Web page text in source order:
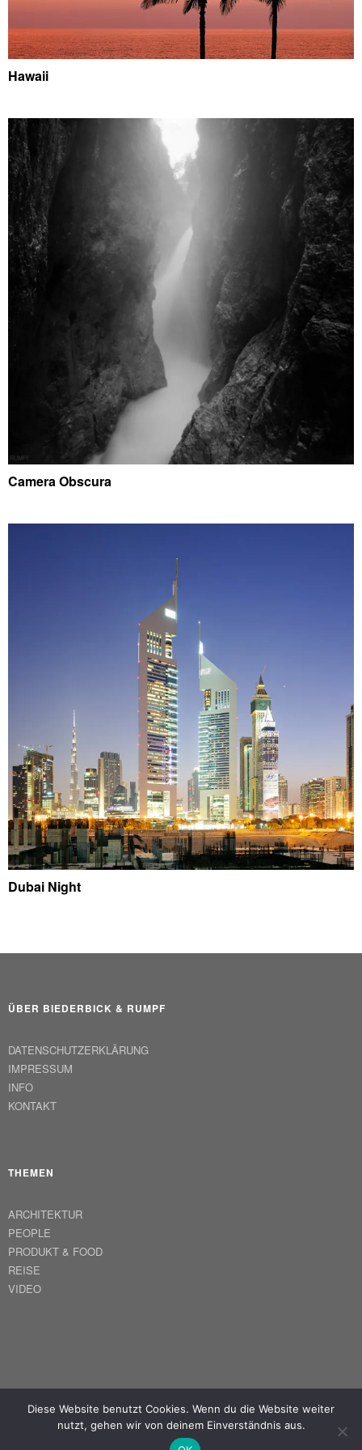
Hawaii
Camera Obscura
Dubai Night
ÜBER BIEDERBICK & RUMPF
DATENSCHUTZERKLÄRUNG
IMPRESSUM
INFO
KONTAKT
THEMEN
ARCHITEKTUR
PEOPLE
PRODUKT & FOOD
REISE
VIDEO
© BIEDERBICK & RUMPF 2021
Diese Website benutzt Cookies. Wenn du die Website weiter
nutzt, gehen wir von deinem Einverständnis aus.